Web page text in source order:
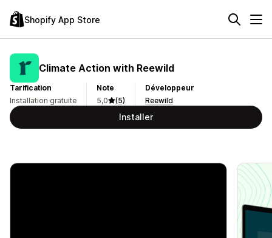
Shopify App Store
Climate Action with Reewild
Tarification
Installation gratuite
Note
5,0
(5)
Développeur
Reewild
Installer